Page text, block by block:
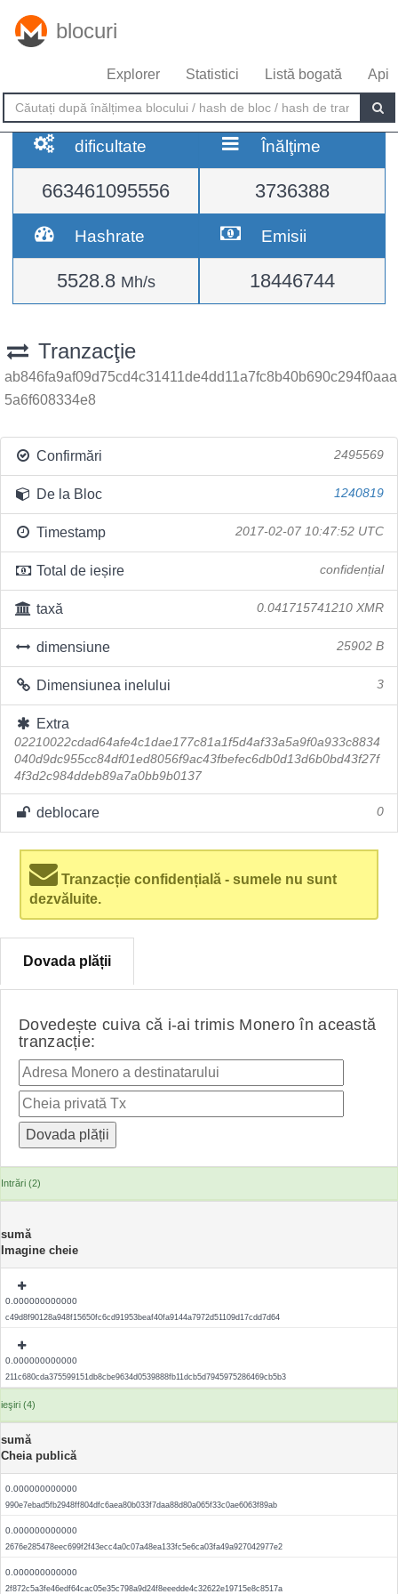
blocuri
Explorer Statistici Listă bogată Api
dificultate
663461095556
Înălţime
3736388
Hashrate
5528.8 Mh/s
Emisii
18446744
Tranzacţie
ab846fa9af09d75cd4c31411de4dd11a7fc8b40b690c294f0aaa
5a6f608334e8
Confirmări 2495569
De la Bloc 1240819
Timestamp 2017-02-07 10:47:52 UTC
Total de ieșire confidențial
taxă 0.041715741210 XMR
dimensiune 25902 B
Dimensiunea inelului 3
Extra
02210022cdad64afe4c1dae177c81a1f5d4af33a5a9f0a933c8834
040d9dc955cc84df01ed8056f9ac43fbefec6db0d13d6b0bd43f27f
4f3d2c984ddeb89a7a0bb9b0137
deblocare 0
Tranzacție confidențială - sumele nu sunt
dezvăluite.
Dovada plății
Dovedește cuiva că i-ai trimis Monero în această
tranzacție:
Intrări (2)
sumă
Imagine cheie
0.000000000000
c49d8f90128a948f15650fc6cd91953beaf40fa9144a7972d51109d17cdd7d64
0.000000000000
211c680cda375599151db8cbe9634d0539888fb11dcb5d7945975286469cb5b3
ieşiri (4)
sumă
Cheia publică
0.000000000000
990e7ebad5fb2948ff804dfc6aea80b033f7daa88d80a065f33c0ae6063f89ab
0.000000000000
2676e285478eec699f2f43ecc4a0c07a48ea133fc5e6ca03fa49a927042977e2
0.000000000000
2f872c5a3fe46edf64cac05e35c798a9d24f8eeedde4c32622e19715e8c8517a